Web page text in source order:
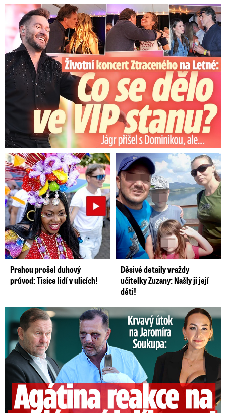
Koncert Ztraceného na Letné: Jágr přišel s Dominikou, ale...
Prahou prošel duhový
průvod: Tisíce lidí v ulicích!
Děsivé detaily vraždy
učitelky Zuzany: Našly ji její
děti!
Útok na Jaromíra Soukupa: Reakce Agáty na zmlácení jejího ex